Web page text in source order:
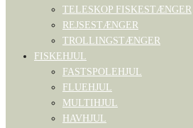
TELESKOP FISKESTÆNGER
REJSESTÆNGER
TROLLINGSTÆNGER
FISKEHJUL
FASTSPOLEHJUL
FLUEHJUL
MULTIHJUL
HAVHJUL